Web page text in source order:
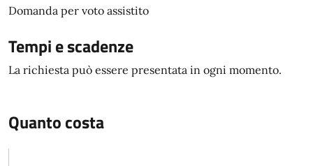
Domanda per voto assistito
Tempi e scadenze
La richiesta può essere presentata in ogni momento.
Quanto costa